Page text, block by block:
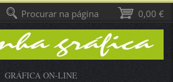
GRÁFICA ON-LINE
0,00 €
Procurar na página